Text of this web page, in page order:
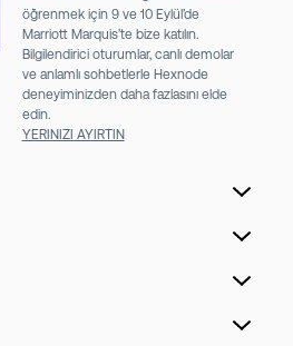
öğrenmek için 9 ve 10 Eylül’de
Marriott Marquis’te bize katılın.
Bilgilendirici oturumlar, canlı demolar
ve anlamlı sohbetlerle Hexnode
deneyiminizden daha fazlasını elde
edin.
YERINIZI AYIRTIN